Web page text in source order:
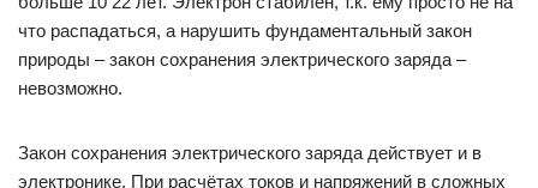
что распадаться, а нарушить фундаментальный закон
природы – закон сохранения электрического заряда –
невозможно.
Закон сохранения электрического заряда действует и в
электронике. При расчётах токов и напряжений в сложных